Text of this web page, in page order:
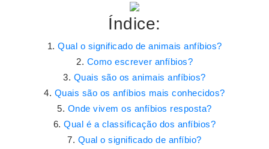
Índice:
Qual o significado de animais anfíbios?
Como escrever anfíbios?
Quais são os animais anfíbios?
Quais são os anfíbios mais conhecidos?
Onde vivem os anfíbios resposta?
Qual é a classificação dos anfíbios?
Qual o significado de anfíbio?